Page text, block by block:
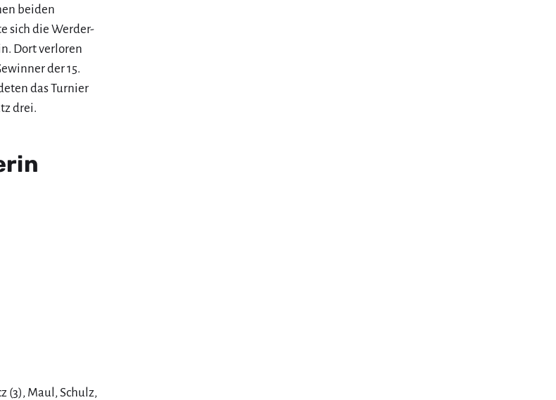
beiden
sich die Werder-
Dort verloren
der 15.
das Turnier
drei.
(3), Maul, Schulz,